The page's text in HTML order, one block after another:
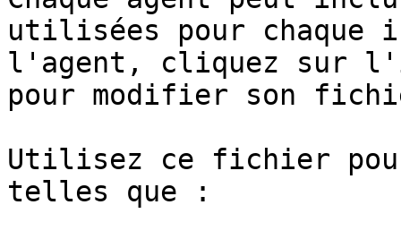
utilisées pour chaque
l'agent, cliquez sur
pour modifier son
Utilisez ce fichier
telles que :